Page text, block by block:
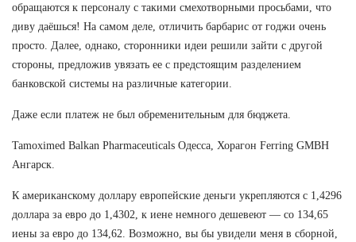
обращаются к персоналу с такими смехотворными просьбами, что
диву даёшься! На самом деле, отличить барбарис от годжи очень
просто. Далее, однако, сторонники идеи решили зайти с другой
стороны, предложив увязать ее с предстоящим разделением
банковской системы на различные категории.
Даже если платеж не был обременительным для бюджета.
Tamoximed Balkan Pharmaceuticals Одесса, Хорагон Ferring GMBH
Ангарск.
К американскому доллару европейские деньги укрепляются с 1,4296
доллара за евро до 1,4302, к иене немного дешевеют — со 134,65
иены за евро до 134,62. Возможно, вы бы увидели меня в сборной,